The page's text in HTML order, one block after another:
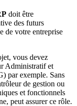
doit être
des futurs
de votre entreprise
vous devez
Administratif et
par exemple. Sans
de gestion ou
et fonctionnels
peut assurer ce rôle.